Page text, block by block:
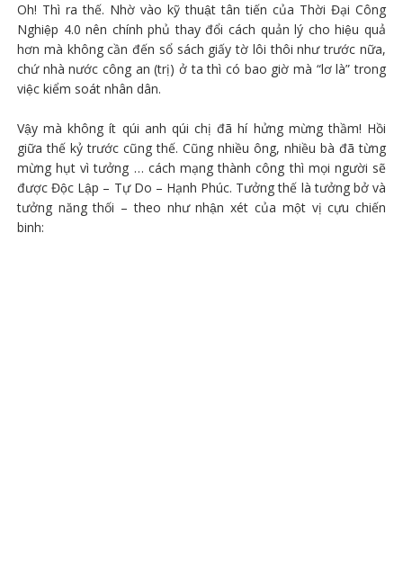
Oh! Thì ra thế. Nhờ vào kỹ thuật tân tiến của Thời Đại Công
Nghiệp 4.0 nên chính phủ thay đổi cách quản lý cho hiệu quả
hơn mà không cần đến sổ sách giấy tờ lôi thôi như trước nữa,
chứ nhà nước công an (trị) ở ta thì có bao giờ mà “lơ là” trong
việc kiểm soát nhân dân.
Vậy mà không ít qúi anh qúi chị đã hí hửng mừng thầm! Hồi
giữa thế kỷ trước cũng thế. Cũng nhiều ông, nhiều bà đã từng
mừng hụt vì tưởng … cách mạng thành công thì mọi người sẽ
được Độc Lập – Tự Do – Hạnh Phúc. Tưởng thế là tưởng bở và
tưởng năng thối – theo như nhận xét của một vị cựu chiến
binh: